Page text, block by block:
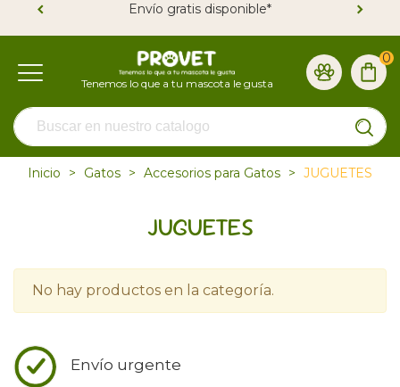
Envío gratis disponible*
0
Inicio > Gatos > Accesorios para Gatos > JUGUETES
JUGUETES
No hay productos en la categoría.
Envío urgente